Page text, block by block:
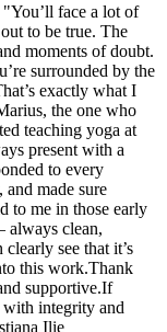
face a lot of
to be true. The
moments of doubt.
surrounded by the
exactly what I
the one who
teaching yoga at
present with a
to every
and made sure
to me in those early
always clean,
see that it’s
this work.Thank
supportive.If
with integrity and
Ilie